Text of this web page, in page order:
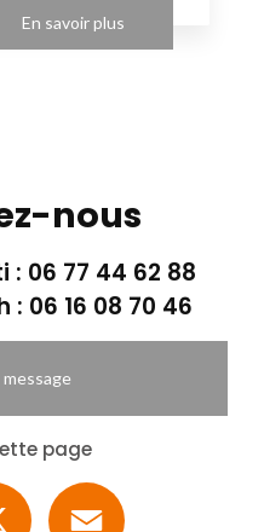
En savoir plus
nous
: 06 77 44 62 88
: 06 16 08 70 46
page